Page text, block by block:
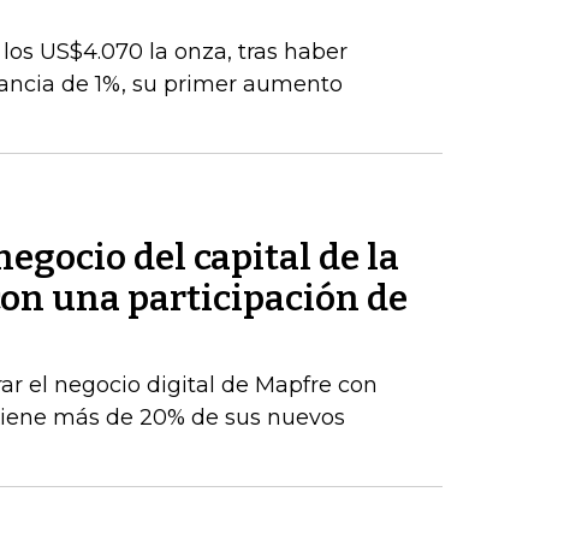
US$4.070 la onza, tras haber
de 1%, su primer aumento
del capital de la
una participación de
el negocio digital de Mapfre con
más de 20% de sus nuevos